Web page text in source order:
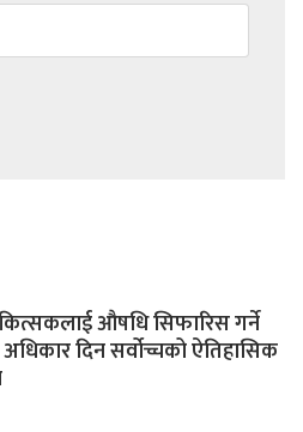
औषधि सिफारिस गर्ने
दिन सर्वोच्चको ऐतिहासिक